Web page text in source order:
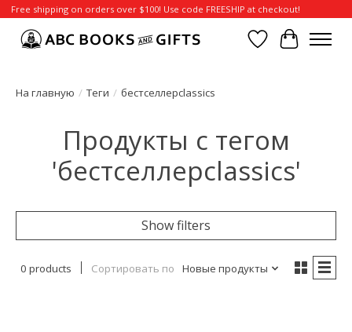
Free shipping on orders over $100! Use code FREESHIP at checkout!
Отложенные
Корзина
На главную / Теги / бестселлерclassics
Продукты с тегом
'бестселлерclassics'
Show filters
0 products Сортировать по Новые продукты